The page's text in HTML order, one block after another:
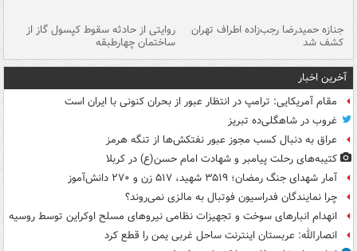
جنازه حمیدرضا رجب‌زاده اطراف تهران
کشف شد
روایتی از حادثه سقوط کپسول گاز از
ساختمان چهارطبقه
آخرین اخبار
مقام آمریکایی: ترامپ در انتظار عبور از بحران کنونی با ایران است
غروب در شاهگلی‌ده تبریز
عراق به دنبال کسب مجوز عبور نفتکش‌ها از تنگه هرمز
کتیبه‌های رحلت پیامبر و شهادت امام حسن(ع) در کربلا
آمار شهدای جنگ رمضان؛ ۳۵۱۹ شهید، ۵۱۷ زن و ۲۷۰ دانش‌آموز
چرا نمایندگان فدراسیون فوتبال به مالزی نمی‌روند؟
انهدام انبارهای سوخت و تجهیزات نظامی نیروهای مسلح اوکراین توسط روسیه
انصارالله: عربستان اینترنت ساحل غربی یمن را قطع کرد